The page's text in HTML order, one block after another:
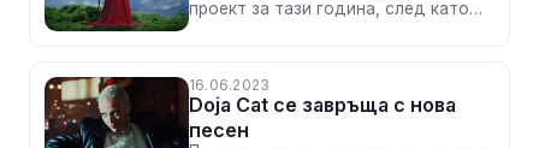
проект за тази година, след като
16.06.2023
Doja Cat се завръща с нова
песен